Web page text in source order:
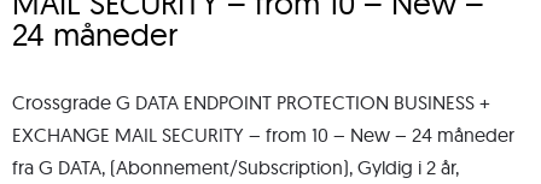
24 måneder
Crossgrade G DATA ENDPOINT PROTECTION BUSINESS +
EXCHANGE MAIL SECURITY – from 10 – New – 24 måneder
fra G DATA, (Abonnement/Subscription), Gyldig i 2 år,